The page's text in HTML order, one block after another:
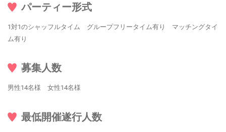
パーティー形式
1対1のシャッフルタイム グループフリータイム有り マッチングタイ
ム有り
募集人数
男性14名様 女性14名様
最低開催遂行人数